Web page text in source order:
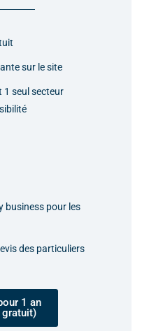
sur le site
1 seul secteur
business pour les
des particuliers
1 an